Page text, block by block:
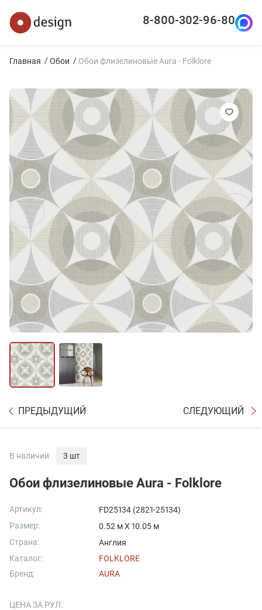
8-800-302-96-80
Главная Обои Обои флизелиновые Aura - Folklore
ПРЕДЫДУЩИЙ СЛЕДУЮЩИЙ
В наличии 3 шт
Обои флизелиновые Aura - Folklore
Артикул:
FD25134 (2821-25134)
Размер:
0.52 м X 10.05 м
Страна:
Англия
Каталог:
FOLKLORE
Бренд:
AURA
ЦЕНА ЗА РУЛ.